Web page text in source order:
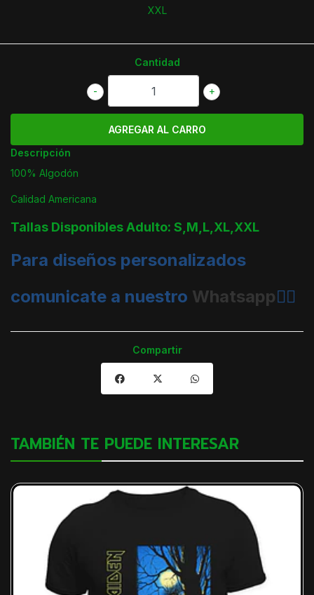
XXL
Cantidad
+
-
Descripción
100% Algodón
Calidad Americana
Tallas Disponibles Adulto: S,M,L,XL,XXL
Para diseños personalizados
comunicate a nuestro Whatsapp👈🏼
Compartir
TAMBIÉN TE PUEDE INTERESAR